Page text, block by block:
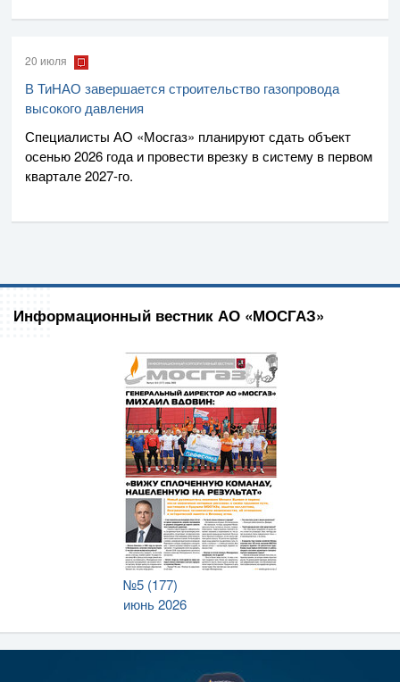
20 июля
В ТиНАО завершается строительство газопровода
высокого давления
Специалисты АО «Мосгаз» планируют сдать объект
осенью 2026 года и провести врезку в систему в первом
квартале2027-го.
Информационный вестник АО «МОСГАЗ»
№5 (177)
июнь 2026